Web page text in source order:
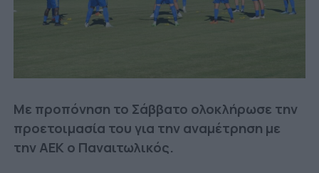
Με προπόνηση το Σάββατο ολοκλήρωσε την
προετοιμασία του για την αναμέτρηση με
την ΑΕΚ ο Παναιτωλικός.